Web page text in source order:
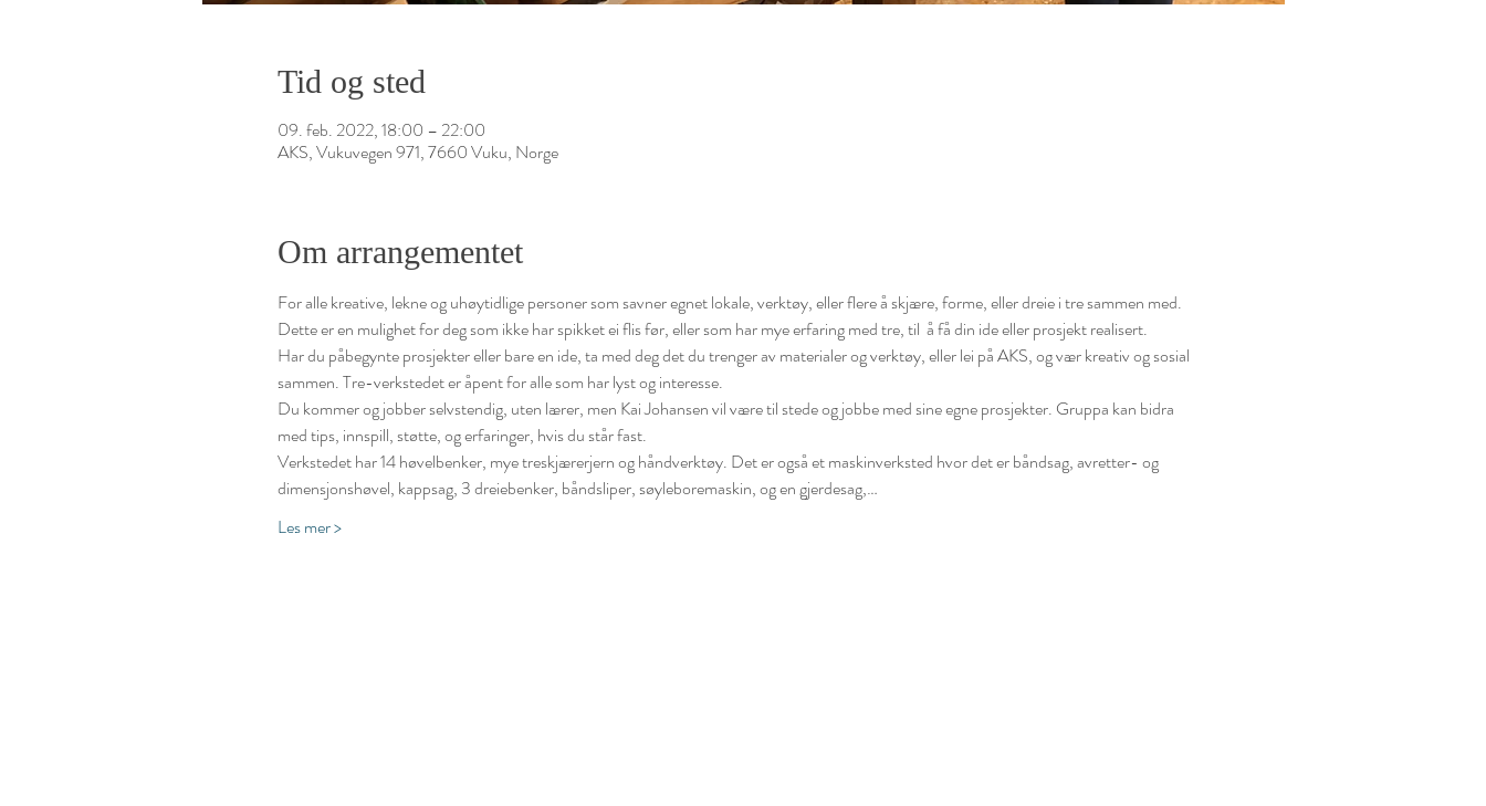
Tid og sted
09. feb. 2022, 18:00 – 22:00
AKS, Vukuvegen 971, 7660 Vuku, Norge
Om arrangementet
For alle kreative, lekne og uhøytidlige personer som savner egnet lokale, verktøy, eller flere å skjære, forme, eller dreie i tre sammen med.
Dette er en mulighet for deg som ikke har spikket ei flis før, eller som har mye erfaring med tre, til  å få din ide eller prosjekt realisert.
Har du påbegynte prosjekter eller bare en ide, ta med deg det du trenger av materialer og verktøy, eller lei på AKS, og vær kreativ og sosial
sammen. Tre-verkstedet er åpent for alle som har lyst og interesse.
Du kommer og jobber selvstendig, uten lærer, men Kai Johansen vil være til stede og jobbe med sine egne prosjekter. Gruppa kan bidra
med tips, innspill, støtte, og erfaringer, hvis du står fast.
Verkstedet har 14 høvelbenker, mye treskjærerjern og håndverktøy. Det er også et maskinverksted hvor det er båndsag, avretter- og
dimensjonshøvel, kappsag, 3 dreiebenker, båndsliper, søyleboremaskin, og en gjerdesag,…
Les mer >